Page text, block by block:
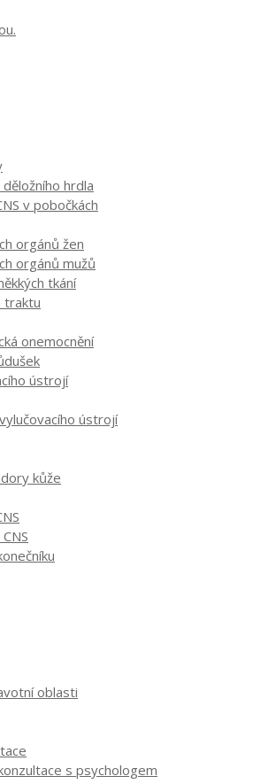
hrdla
v pobočkách
orgánů žen
orgánů mužů
tkání
traktu
onemocnění
ústrojí
ústrojí
kůže
oblasti
s psychologem